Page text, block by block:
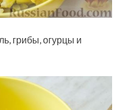
грибы, огурцы и